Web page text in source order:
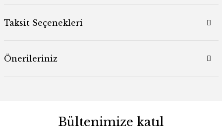
Taksit Seçenekleri
Önerileriniz
Bültenimize katıl